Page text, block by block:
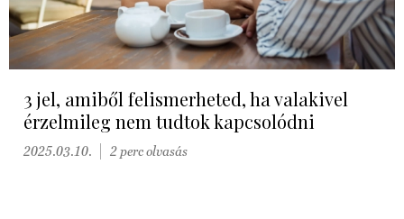
3 jel, amiből felismerheted, ha valakivel
érzelmileg nem tudtok kapcsolódni
2025.03.10. 2 perc olvasás